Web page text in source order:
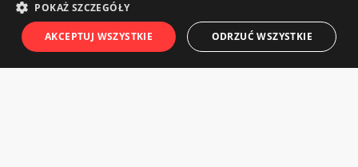
ul. Wyspiańskiego 22
35-111 Rzeszów
POKAŻ SZCZEGÓŁY
AKCEPTUJ WSZYSTKIE ODRZUĆ WSZYSTKIE